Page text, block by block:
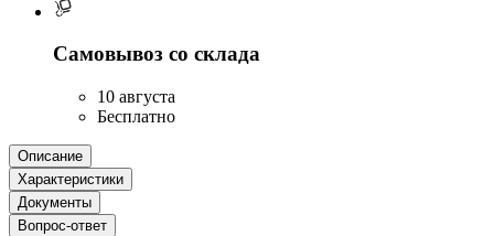
Самовывоз со склада
10 августа
Бесплатно
Описание
Характеристики
Документы
Вопрос-ответ